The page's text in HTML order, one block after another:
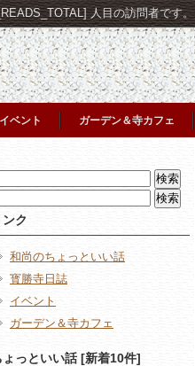
人目の訪問者です。
イベント ガーデン＆寺カフェ
ンク
和尚のちょっといい話
寳勝寺日誌
イベント
ガーデン＆寺カフェ
ょっといい話 [新着10件]